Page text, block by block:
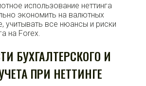
использование неттинга
экономить на валютных
учитывать все нюансы и риски
на Forex.
БУХГАЛТЕРСКОГО И
ПРИ НЕТТИНГЕ